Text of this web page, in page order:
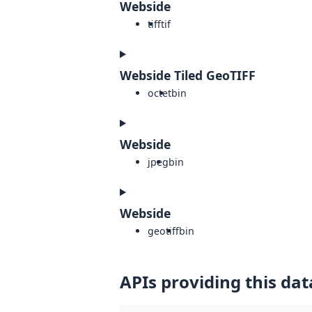
Webside
tifftif
Webside Tiled GeoTIFF
octetbin
Webside
jpegbin
Webside
geotiffbin
APIs providing this